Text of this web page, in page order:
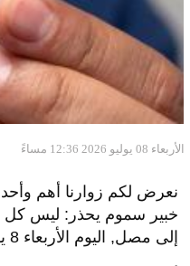
الأربعاء 08 يوليو 2026 12:36 مساءً
نعرض لكم زوارنا أهم
خبير سموم يحذر: ليس كل
إلى مصل, اليوم الأربعاء 8 يوليو 2026 12:36 مساءً